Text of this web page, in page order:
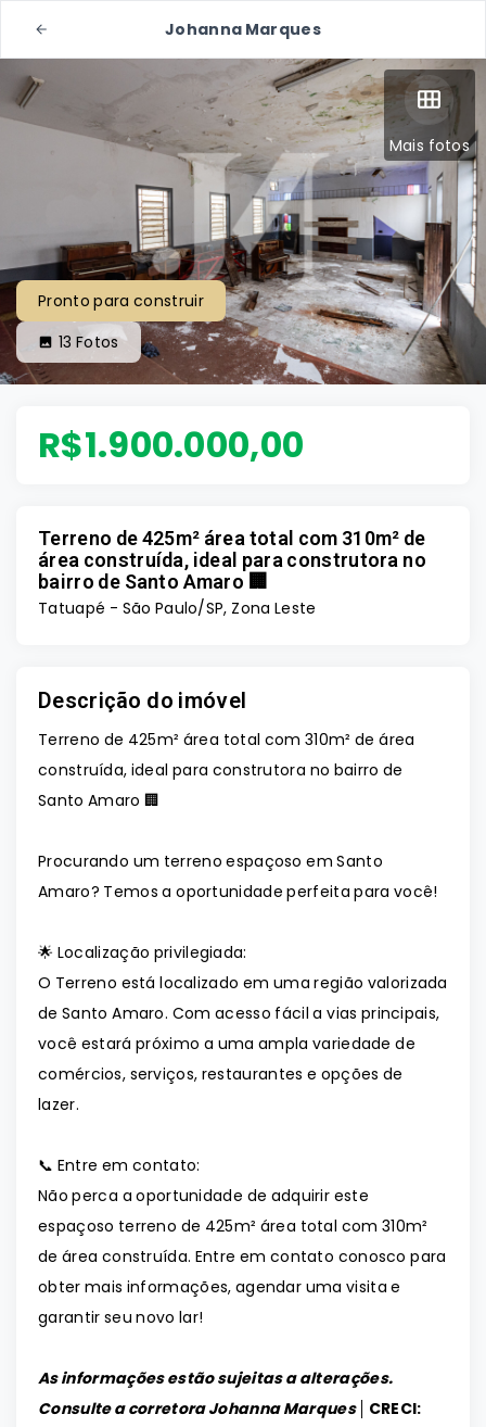
Johanna Marques
Mais fotos
Pronto para construir
13 Fotos
R$1.900.000,00
Terreno de 425m² área total com 310m² de
área construída, ideal para construtora no
bairro de Santo Amaro 🏢
Tatuapé - São Paulo/SP, Zona Leste
Descrição do imóvel
Terreno de 425m² área total com 310m² de área
construída, ideal para construtora no bairro de
Santo Amaro 🏢
Procurando um terreno espaçoso em Santo
Amaro? Temos a oportunidade perfeita para você!
🌟 Localização privilegiada:
O Terreno está localizado em uma região valorizada
de Santo Amaro. Com acesso fácil a vias principais,
você estará próximo a uma ampla variedade de
comércios, serviços, restaurantes e opções de
lazer.
📞 Entre em contato:
Não perca a oportunidade de adquirir este
espaçoso terreno de 425m² área total com 310m²
de área construída. Entre em contato conosco para
obter mais informações, agendar uma visita e
garantir seu novo lar!
As informações estão sujeitas a alterações.
Consulte a corretora Johanna Marques │ CRECI: